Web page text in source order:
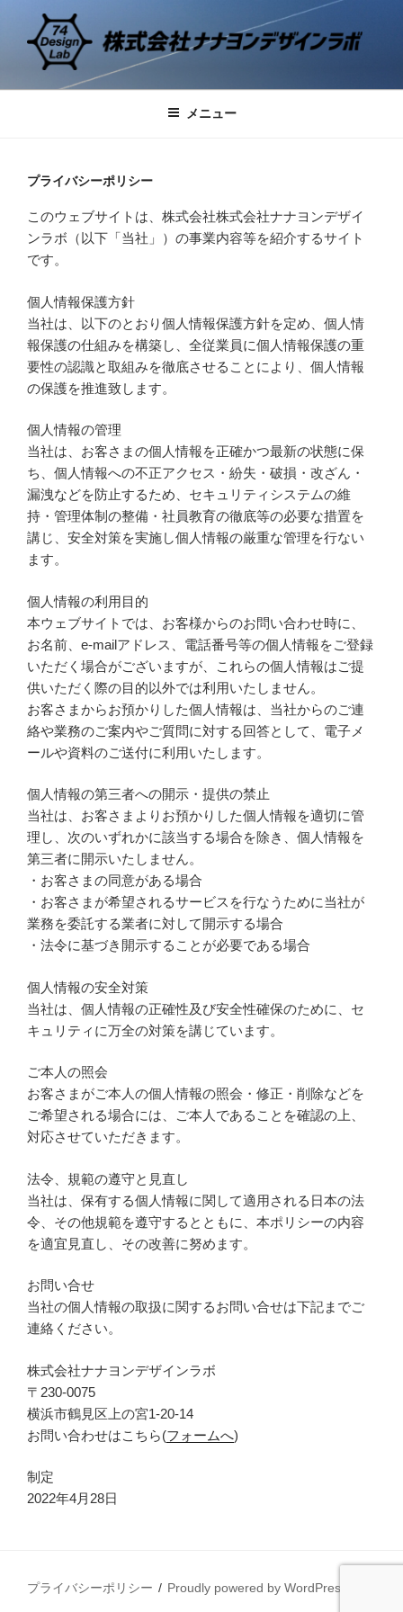
74 DESIGN LAB
デザインの研究と実践
メニュー
プライバシーポリシー
このウェブサイトは、株式会社株式会社ナナヨンデザイ
ンラボ（以下「当社」）の事業内容等を紹介するサイト
です。
個人情報保護方針
当社は、以下のとおり個人情報保護方針を定め、個人情
報保護の仕組みを構築し、全従業員に個人情報保護の重
要性の認識と取組みを徹底させることにより、個人情報
の保護を推進致します。
個人情報の管理
当社は、お客さまの個人情報を正確かつ最新の状態に保
ち、個人情報への不正アクセス・紛失・破損・改ざん・
漏洩などを防止するため、セキュリティシステムの維
持・管理体制の整備・社員教育の徹底等の必要な措置を
講じ、安全対策を実施し個人情報の厳重な管理を行ない
ます。
個人情報の利用目的
本ウェブサイトでは、お客様からのお問い合わせ時に、
お名前、e-mailアドレス、電話番号等の個人情報をご登録
いただく場合がございますが、これらの個人情報はご提
供いただく際の目的以外では利用いたしません。
お客さまからお預かりした個人情報は、当社からのご連
絡や業務のご案内やご質問に対する回答として、電子メ
ールや資料のご送付に利用いたします。
個人情報の第三者への開示・提供の禁止
当社は、お客さまよりお預かりした個人情報を適切に管
理し、次のいずれかに該当する場合を除き、個人情報を
第三者に開示いたしません。
・お客さまの同意がある場合
・お客さまが希望されるサービスを行なうために当社が
業務を委託する業者に対して開示する場合
・法令に基づき開示することが必要である場合
個人情報の安全対策
当社は、個人情報の正確性及び安全性確保のために、セ
キュリティに万全の対策を講じています。
ご本人の照会
お客さまがご本人の個人情報の照会・修正・削除などを
ご希望される場合には、ご本人であることを確認の上、
対応させていただきます。
法令、規範の遵守と見直し
当社は、保有する個人情報に関して適用される日本の法
令、その他規範を遵守するとともに、本ポリシーの内容
を適宜見直し、その改善に努めます。
お問い合せ
当社の個人情報の取扱に関するお問い合せは下記までご
連絡ください。
株式会社ナナヨンデザインラボ
〒230-0075
横浜市鶴見区上の宮1-20-14
お問い合わせはこちら(フォームへ)
制定
2022年4月28日
プライバシーポリシー Proudly powered by WordPress